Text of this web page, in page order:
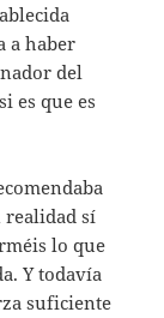
a haber
del
es que es
realidad sí
lo que
Y todavía
suficiente